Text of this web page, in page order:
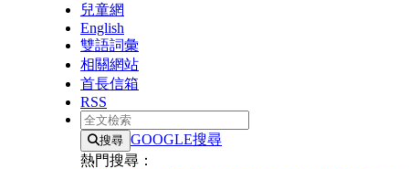
兒童網
English
雙語詞彙
相關網站
首長信箱
RSS
全文檢索
搜尋 GOOGLE搜尋
熱門搜尋：